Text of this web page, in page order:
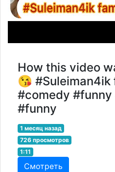
How this video
😘 #Suleiman4ik
#comedy
#funny
1 месяц назад
726 просмотров
1:11
Смотреть